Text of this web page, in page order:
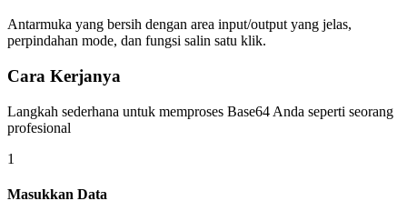
Antarmuka yang bersih dengan area input/output yang jelas,
perpindahan mode, dan fungsi salin satu klik.
Cara Kerjanya
Langkah sederhana untuk memproses Base64 Anda seperti seorang
profesional
1
Masukkan Data